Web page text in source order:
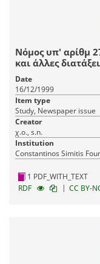
Νόμος υπ' αρίθμ
και άλλες
Date
16/12/1999
Item type
Study, Newspaper issue
Creator
χ.ο., s.n.
Institution
Constantinos Simitis
1 PDF_WITH_TEXT
RDF
| CC BY-